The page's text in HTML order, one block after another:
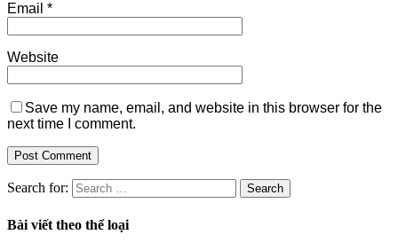
Email *
Website
Save my name, email, and website in this browser for the
next time I comment.
Search for:
Bài viết theo thể loại